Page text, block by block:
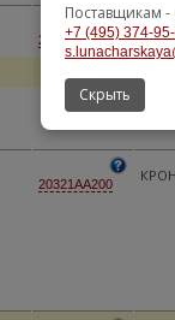
20321AA100
20321AA200
Поставщикам -
+7 (495) 374-
Скрыть